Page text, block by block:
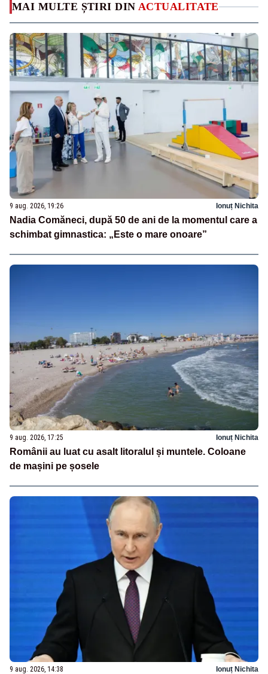
MAI MULTE ȘTIRI DIN ACTUALITATE
9 aug. 2026, 19:26 Ionuț Nichita
Nadia Comăneci, după 50 de ani de la momentul care a
schimbat gimnastica: „Este o mare onoare”
9 aug. 2026, 17:25 Ionuț Nichita
Românii au luat cu asalt litoralul și muntele. Coloane
de mașini pe șosele
9 aug. 2026, 14:38 Ionuț Nichita